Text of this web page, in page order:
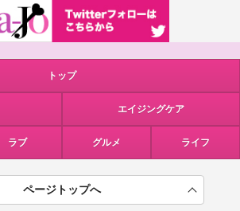
トップ
エイジングケア
ラブ グルメ ライフ
ページトップへ